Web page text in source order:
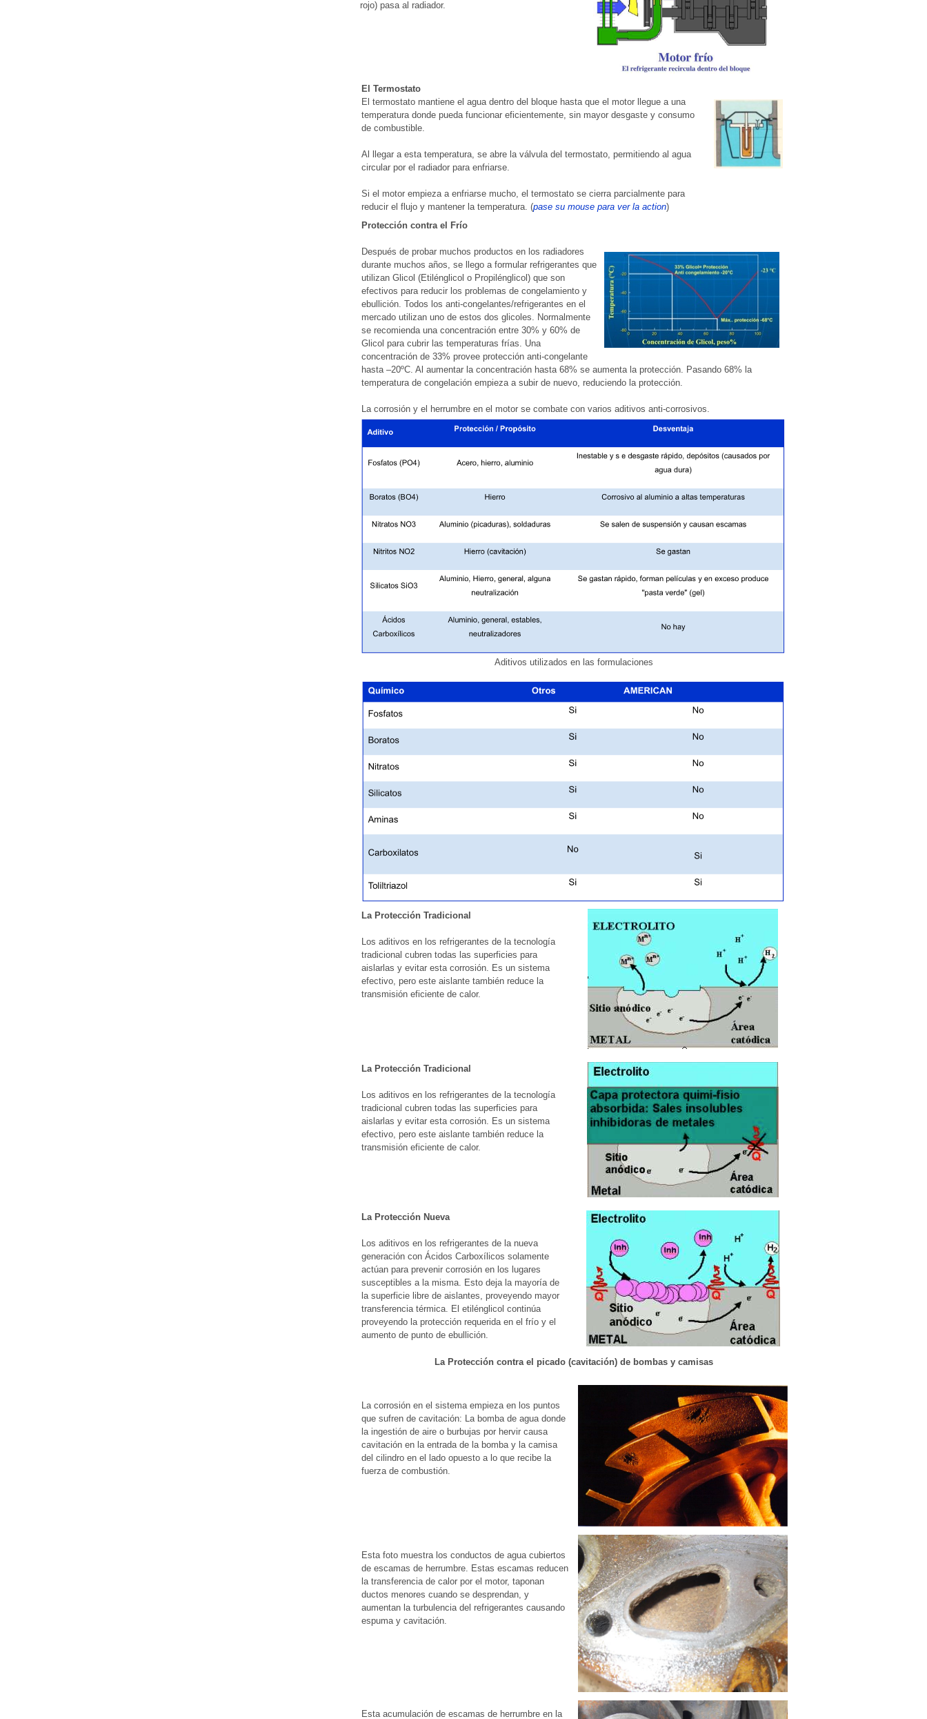
rojo) pasa al radiador.
El Termostato
El termostato mantiene el agua dentro del bloque hasta que el motor llegue a una
temperatura donde pueda funcionar eficientemente, sin mayor desgaste y consumo
de combustible.
Al llegar a esta temperatura, se abre la válvula del termostato, permitiendo al agua
circular por el radiador para enfriarse.
Si el motor empieza a enfriarse mucho, el termostato se cierra parcialmente para
reducir el flujo y mantener la temperatura. (pase su mouse para ver la action)
Protección contra el Frío
Después de probar muchos productos en los radiadores
durante muchos años, se llego a formular refrigerantes que
utilizan Glicol (Etilénglicol o Propilénglicol) que son
efectivos para reducir los problemas de congelamiento y
ebullición. Todos los anti-congelantes/refrigerantes en el
mercado utilizan uno de estos dos glicoles. Normalmente
se recomienda una concentración entre 30% y 60% de
Glicol para cubrir las temperaturas frías. Una
concentración de 33% provee protección anti-congelante
hasta –20ºC. Al aumentar la concentración hasta 68% se aumenta la protección. Pasando 68% la
temperatura de congelación empieza a subir de nuevo, reduciendo la protección.
La corrosión y el herrumbre en el motor se combate con varios aditivos anti-corrosivos.
Aditivos utilizados en las formulaciones
La Protección Tradicional
Los aditivos en los refrigerantes de la tecnología
tradicional cubren todas las superficies para
aislarlas y evitar esta corrosión. Es un sistema
efectivo, pero este aislante también reduce la
transmisión eficiente de calor.
La Protección Tradicional
Los aditivos en los refrigerantes de la tecnología
tradicional cubren todas las superficies para
aislarlas y evitar esta corrosión. Es un sistema
efectivo, pero este aislante también reduce la
transmisión eficiente de calor.
La Protección Nueva
Los aditivos en los refrigerantes de la nueva
generación con Ácidos Carboxílicos solamente
actúan para prevenir corrosión en los lugares
susceptibles a la misma. Esto deja la mayoría de
la superficie libre de aislantes, proveyendo mayor
transferencia térmica. El etilénglicol continúa
proveyendo la protección requerida en el frío y el
aumento de punto de ebullición.
La Protección contra el picado (cavitación) de bombas y camisas
La corrosión en el sistema empieza en los puntos
que sufren de cavitación: La bomba de agua donde
la ingestión de aire o burbujas por hervir causa
cavitación en la entrada de la bomba y la camisa
del cilindro en el lado opuesto a lo que recibe la
fuerza de combustión.
Esta foto muestra los conductos de agua cubiertos
de escamas de herrumbre. Estas escamas reducen
la transferencia de calor por el motor, taponan
ductos menores cuando se desprendan, y
aumentan la turbulencia del refrigerantes causando
espuma y cavitación.
Esta acumulación de escamas de herrumbre en la